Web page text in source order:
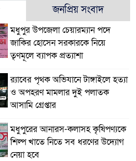
জনপ্রিয় সংবাদ
মধুপুর উপজেলা চেয়ারম্যান পদে
জাকির হোসেন সরকারকে নিয়ে
তৃণমূলে ব্যাপক প্রত্যাশা
র‌্যাবের পৃথক অভিযানে টাঙ্গাইলে হত্যা
ও অপহরণ মামলার দুই পলাতক
আসামি গ্রেপ্তার
মধুপুরের আনারস-কলাসহ কৃষিপণ্যকে
শিল্প খাতে নিতে সব ধরণের উদ্যোগ
নেয়া হবে